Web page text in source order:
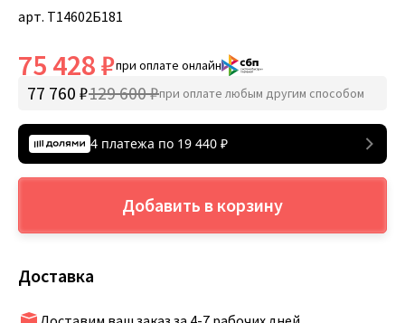
арт. Т14602Б181
75 428 ₽при оплате онлайн
77 760 ₽129 600 ₽при оплате любым другим способом
4 платежа по 19 440 ₽
Добавить в корзину
Доставка